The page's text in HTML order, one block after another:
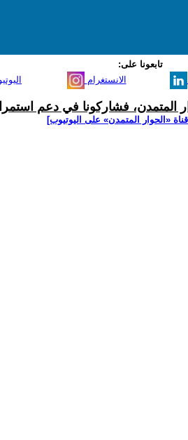
تابعونا على:
الانستغرام
المتمدن، فشاركونا في دعم
‫«الحوار المتمدن» على اليوتيوب]